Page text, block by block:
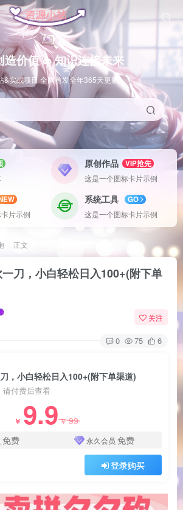
造价值 ∞ 知识连接未来
&实战项目 全网首发全年365天更新
原创作品
VIP抢先
这是一个图标卡片示例
片示例
系统工具
GO
这是一个图标卡片示例
正文
刀，小白轻松日入100+(附下单
关注
0 75 6
，小白轻松日入100+(附下单渠道)
请付费后查看
￥ 9.9￥99
免费 永久会员 免费
登录购买